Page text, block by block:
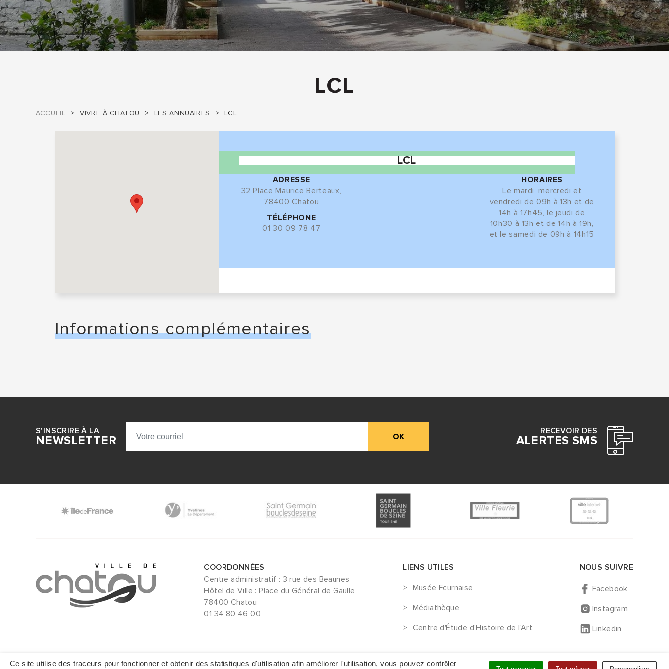
Ce site utilise des traceurs pour fonctionner et obtenir des statistiques d'utilisation afin améliorer l'utilisation, vous pouvez contrôler
LCL
ACCUEIL VIVRE À CHATOU LES ANNUAIRES LCL
LCL
ADRESSE
32 Place Maurice Berteaux,
78400 Chatou
TÉLÉPHONE
01 30 09 78 47
HORAIRES
Le mardi, mercredi et
vendredi de 09h à 13h et de
14h à 17h45, le jeudi de
10h30 à 13h et de 14h à 19h,
et le samedi de 09h à 14h15
Informations complémentaires
S'INSCRIRE À LA
NEWSLETTER OK
RECEVOIR DES
ALERTES SMS
COORDONNÉES
Centre administratif : 3 rue des Beaunes
Hôtel de Ville : Place du Général de Gaulle
78400 Chatou
01 34 80 46 00
LIENS UTILES
Musée Fournaise
Médiathèque
Centre d'Étude d'Histoire de l'Art
NOUS SUIVRE
Facebook
Instagram
Linkedin